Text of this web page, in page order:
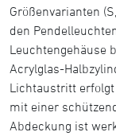
Größenvarianten
den
Leuchtengehäuse
Acrylglas-
Lichtaustritt
mit einer
Abdeckung ist